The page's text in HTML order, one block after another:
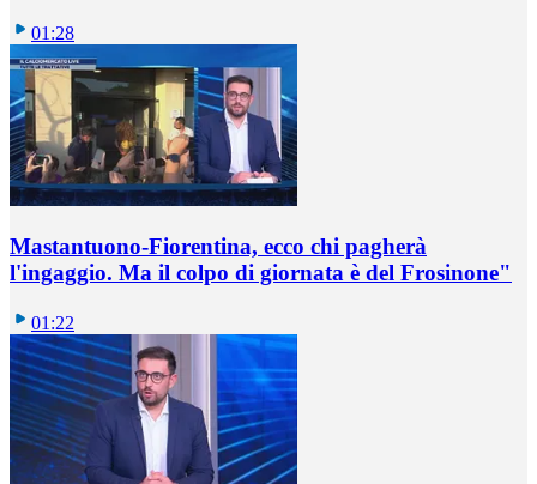
01:28
Mastantuono-Fiorentina, ecco chi pagherà
l'ingaggio. Ma il colpo di giornata è del Frosinone"
01:22